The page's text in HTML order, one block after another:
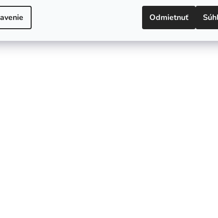
Odmietnuť